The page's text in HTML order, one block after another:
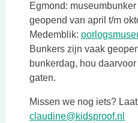
Egmond:
geopend van april t/m
Medemblik:
Bunkers zijn vaak
bunkerdag, hou
gaten.
Missen we nog iets?
claudine@kidsproof.nl